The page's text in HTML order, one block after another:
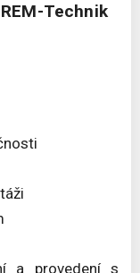
Technik
a provedení s